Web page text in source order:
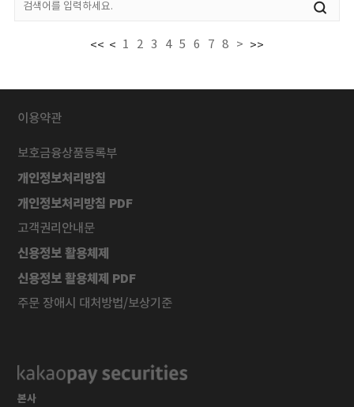
<< < 1 2 3 4 5 6 7 8 > >>
이용약관
보호금융상품등록부
개인정보처리방침
개인정보처리방침 PDF
고객권리안내문
신용정보 활용체제
신용정보 활용체제 PDF
주문 장애시 대처방법/보상기준
본사